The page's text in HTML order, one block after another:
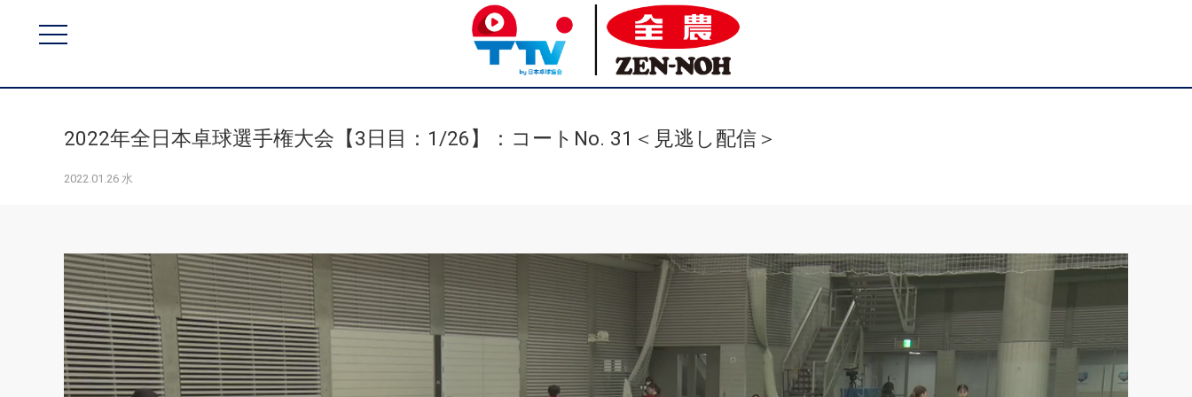
2022年全日本卓球選手権大会【3日目：1/26】：コートNo. 31＜見逃し配信＞
2022.01.26 水